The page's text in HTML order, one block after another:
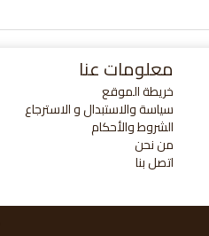
معلومات عنا
خريطة الموقع
سياسة والاستبدال و الاسترجاع
الشروط والأحكام
من نحن
اتصل بنا